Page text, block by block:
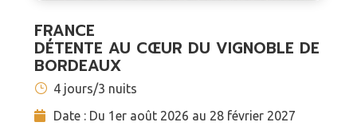
FRANCE
DÉTENTE AU CŒUR DU VIGNOBLE DE
BORDEAUX
4 jours/3 nuits
Date : Du 1er août 2026 au 28 février 2027